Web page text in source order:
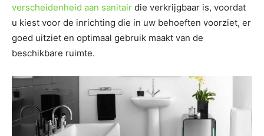
verscheidenheid aan sanitair die verkrijgbaar is, voordat
u kiest voor de inrichting die in uw behoeften voorziet, er
goed uitziet en optimaal gebruik maakt van de
beschikbare ruimte.